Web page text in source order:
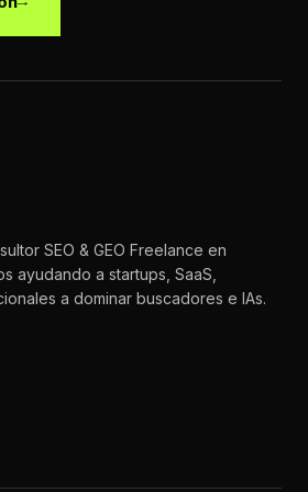
SEO & GEO Freelance en
ayudando a startups, SaaS,
a dominar buscadores e IAs.